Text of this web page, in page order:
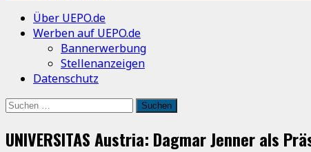
Über UEPO.de
Werben auf UEPO.de
Bannerwerbung
Stellenanzeigen
Datenschutz
Suchen
UNIVERSITAS Austria: Dagmar Jenner als